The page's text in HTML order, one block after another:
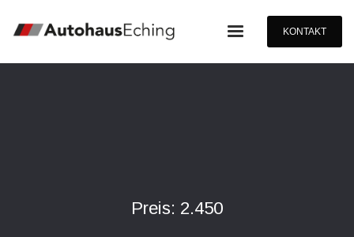
KONTAKT
Preis: 2.450